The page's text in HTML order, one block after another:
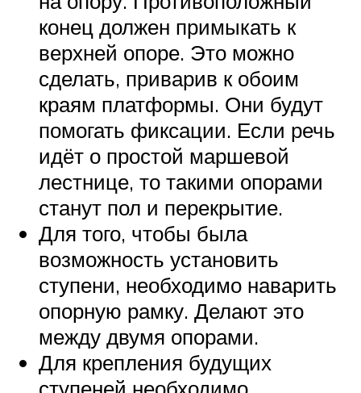
конец должен примыкать к
верхней опоре. Это можно
сделать, приварив к обоим
краям платформы. Они будут
помогать фиксации. Если речь
идёт о простой маршевой
лестнице, то такими опорами
станут пол и перекрытие.
Для того, чтобы была
возможность установить
ступени, необходимо наварить
опорную рамку. Делают это
между двумя опорами.
Для крепления будущих